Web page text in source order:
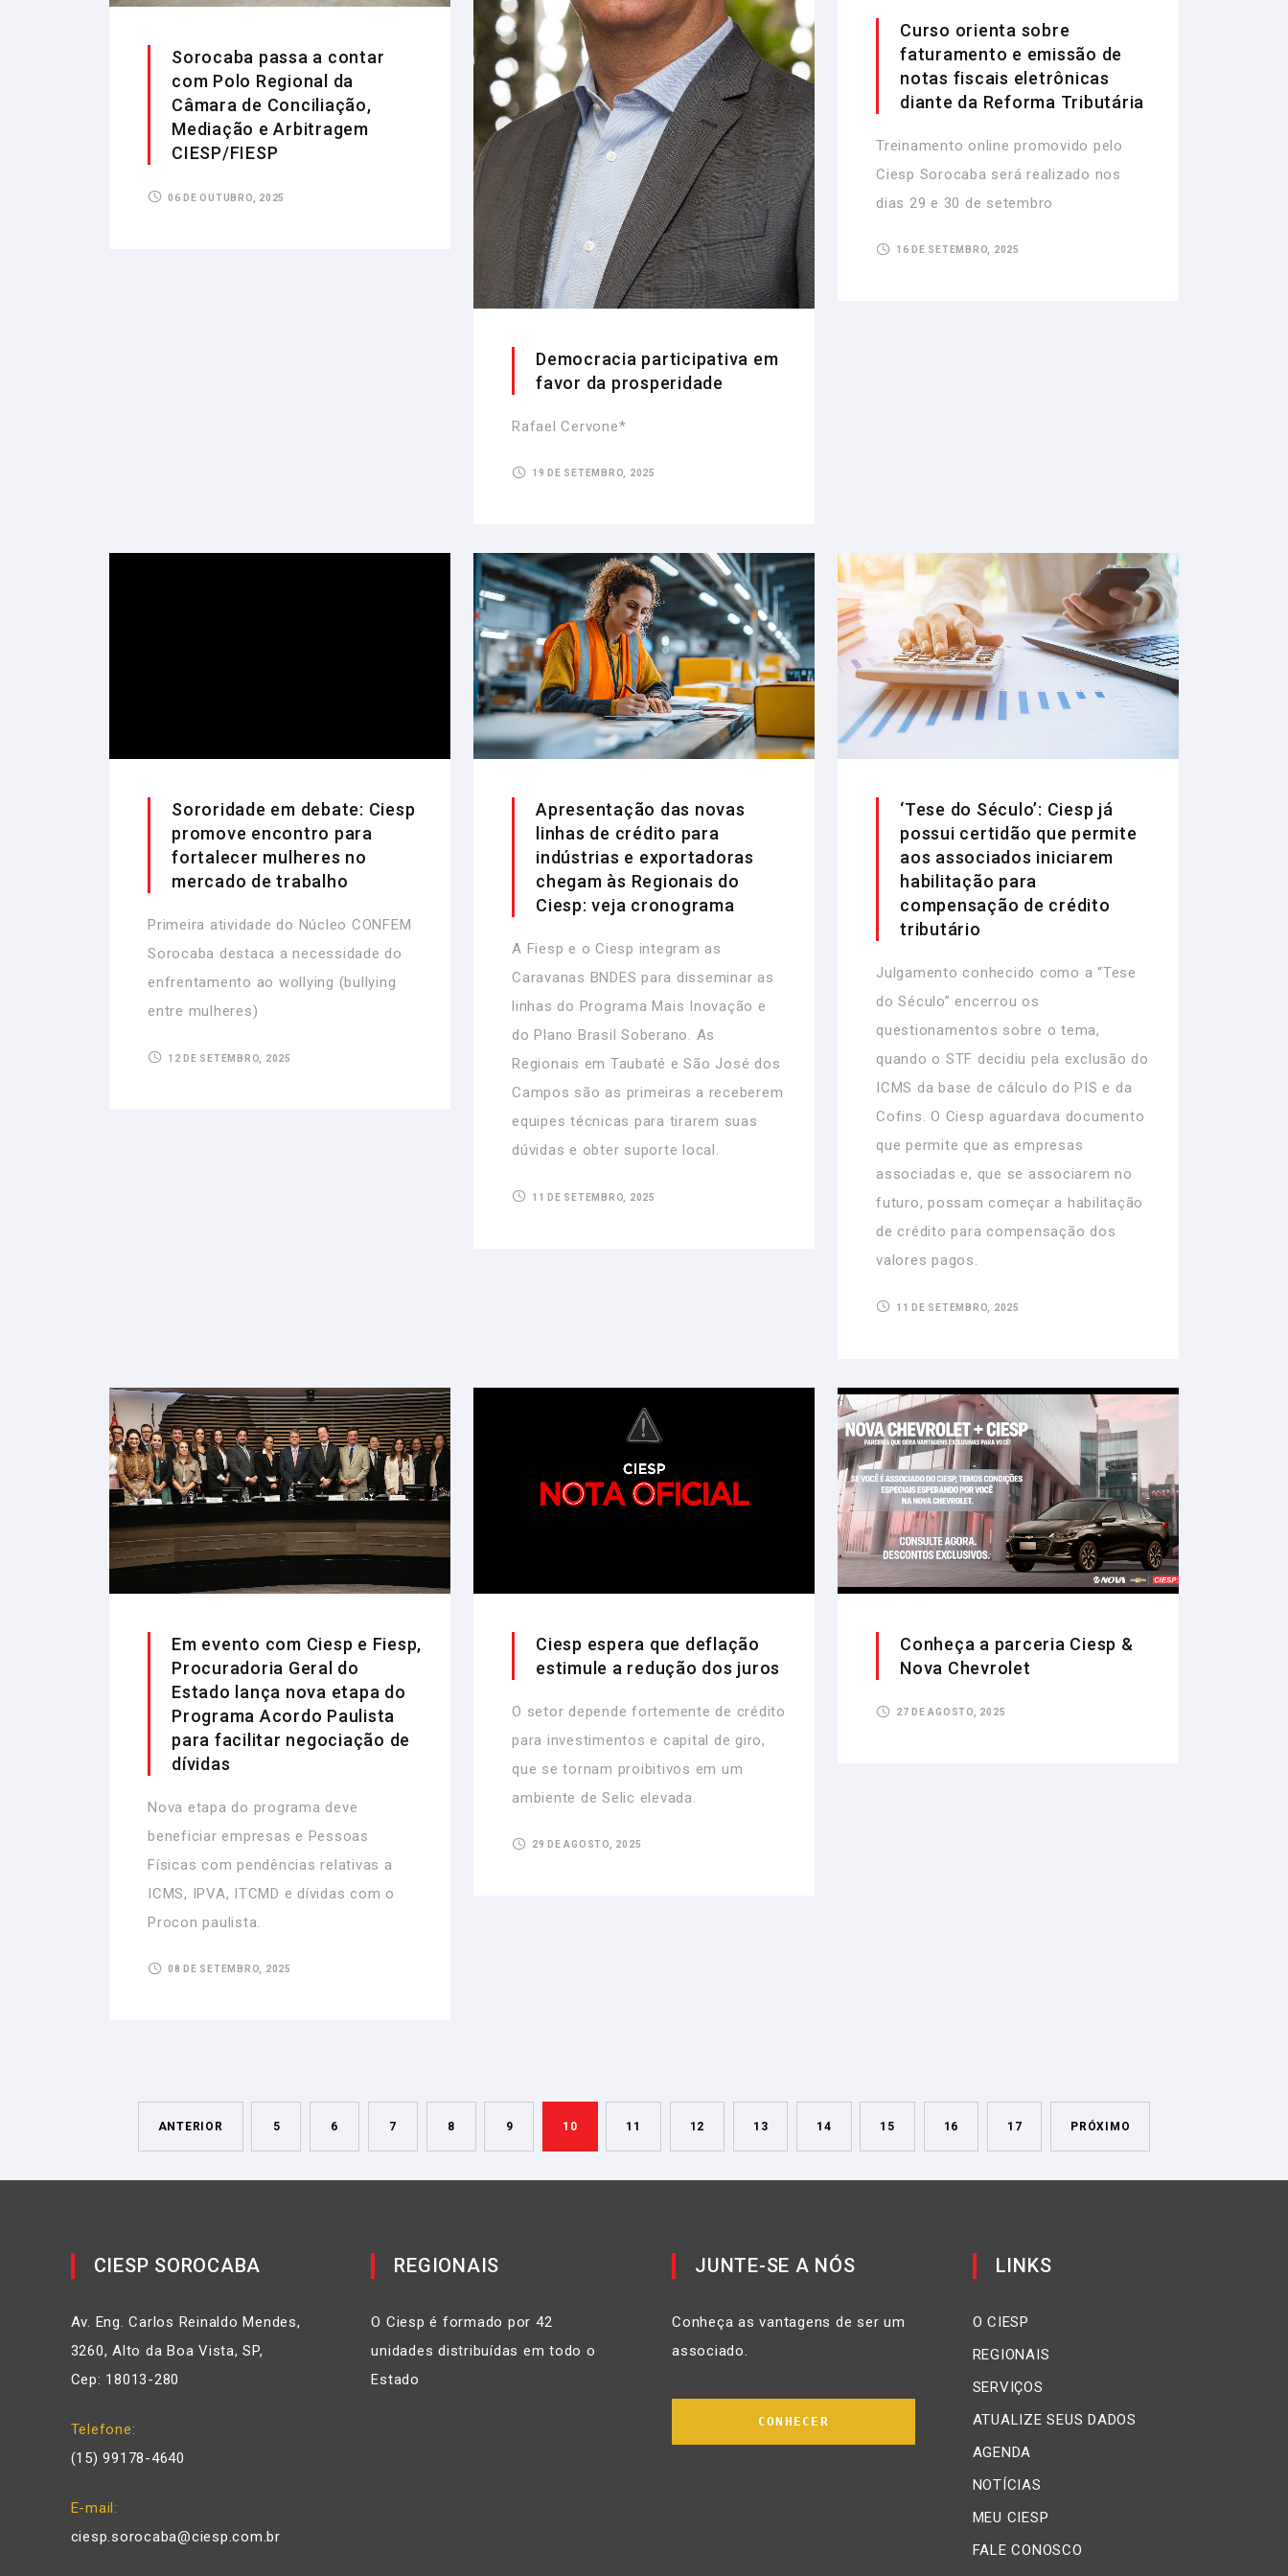
Sorocaba passa a contar
com Polo Regional da
Câmara de Conciliação,
Mediação e Arbitragem
CIESP/FIESP
06 DE OUTUBRO, 2025
Democracia participativa em
favor da prosperidade
Rafael Cervone*
19 DE SETEMBRO, 2025
Curso orienta sobre
faturamento e emissão de
notas fiscais eletrônicas
diante da Reforma Tributária
Treinamento online promovido pelo
Ciesp Sorocaba será realizado nos
dias 29 e 30 de setembro
16 DE SETEMBRO, 2025
Sororidade em debate: Ciesp
promove encontro para
fortalecer mulheres no
mercado de trabalho
Primeira atividade do Núcleo CONFEM
Sorocaba destaca a necessidade do
enfrentamento ao wollying (bullying
entre mulheres)
12 DE SETEMBRO, 2025
Apresentação das novas
linhas de crédito para
indústrias e exportadoras
chegam às Regionais do
Ciesp: veja cronograma
A Fiesp e o Ciesp integram as
Caravanas BNDES para disseminar as
linhas do Programa Mais Inovação e
do Plano Brasil Soberano. As
Regionais em Taubaté e São José dos
Campos são as primeiras a receberem
equipes técnicas para tirarem suas
dúvidas e obter suporte local.
11 DE SETEMBRO, 2025
‘Tese do Século’: Ciesp já
possui certidão que permite
aos associados iniciarem
habilitação para
compensação de crédito
tributário
Julgamento conhecido como a “Tese
do Século” encerrou os
questionamentos sobre o tema,
quando o STF decidiu pela exclusão do
ICMS da base de cálculo do PIS e da
Cofins. O Ciesp aguardava documento
que permite que as empresas
associadas e, que se associarem no
futuro, possam começar a habilitação
de crédito para compensação dos
valores pagos.
11 DE SETEMBRO, 2025
Em evento com Ciesp e Fiesp,
Procuradoria Geral do
Estado lança nova etapa do
Programa Acordo Paulista
para facilitar negociação de
dívidas
Nova etapa do programa deve
beneficiar empresas e Pessoas
Físicas com pendências relativas a
ICMS, IPVA, ITCMD e dívidas com o
Procon paulista.
08 DE SETEMBRO, 2025
Ciesp espera que deflação
estimule a redução dos juros
O setor depende fortemente de crédito
para investimentos e capital de giro,
que se tornam proibitivos em um
ambiente de Selic elevada.
29 DE AGOSTO, 2025
Conheça a parceria Ciesp &
Nova Chevrolet
27 DE AGOSTO, 2025
ANTERIOR 5 6 7 8 9 10 11 12 13 14 15 16 17 PRÓXIMO
CIESP SOROCABA
Av. Eng. Carlos Reinaldo Mendes,
3260, Alto da Boa Vista, SP,
Cep: 18013-280
Telefone
(15) 99178-4640
E-mail
ciesp.sorocaba@ciesp.com.br
REGIONAIS
O Ciesp é formado por 42
unidades distribuídas em todo o
Estado
JUNTE-SE A NÓS
Conheça as vantagens de ser um
associado.
CONHECER
LINKS
O CIESP
REGIONAIS
SERVIÇOS
ATUALIZE SEUS DADOS
AGENDA
NOTÍCIAS
MEU CIESP
FALE CONOSCO